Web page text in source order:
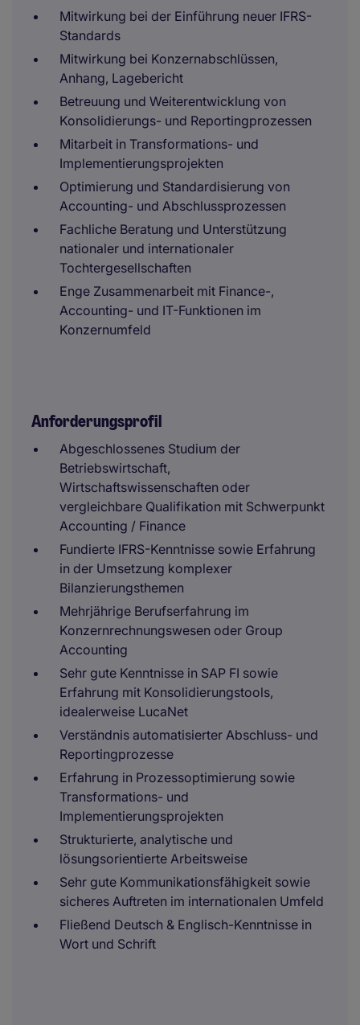
Mitwirkung bei der Einführung neuer IFRS-
Standards
Mitwirkung bei Konzernabschlüssen,
Anhang, Lagebericht
Betreuung und Weiterentwicklung von
Konsolidierungs- und Reportingprozessen
Mitarbeit in Transformations- und
Implementierungsprojekten
Optimierung und Standardisierung von
Accounting- und Abschlussprozessen
Fachliche Beratung und Unterstützung
nationaler und internationaler
Tochtergesellschaften
Enge Zusammenarbeit mit Finance-,
Accounting- und IT-Funktionen im
Konzernumfeld
Anforderungsprofil
Abgeschlossenes Studium der
Betriebswirtschaft,
Wirtschaftswissenschaften oder
vergleichbare Qualifikation mit Schwerpunkt
Accounting / Finance
Fundierte IFRS-Kenntnisse sowie Erfahrung
in der Umsetzung komplexer
Bilanzierungsthemen
Mehrjährige Berufserfahrung im
Konzernrechnungswesen oder Group
Accounting
Sehr gute Kenntnisse in SAP FI sowie
Erfahrung mit Konsolidierungstools,
idealerweise LucaNet
Verständnis automatisierter Abschluss- und
Reportingprozesse
Erfahrung in Prozessoptimierung sowie
Transformations- und
Implementierungsprojekten
Strukturierte, analytische und
lösungsorientierte Arbeitsweise
Sehr gute Kommunikationsfähigkeit sowie
sicheres Auftreten im internationalen Umfeld
Fließend Deutsch & Englisch-Kenntnisse in
Wort und Schrift